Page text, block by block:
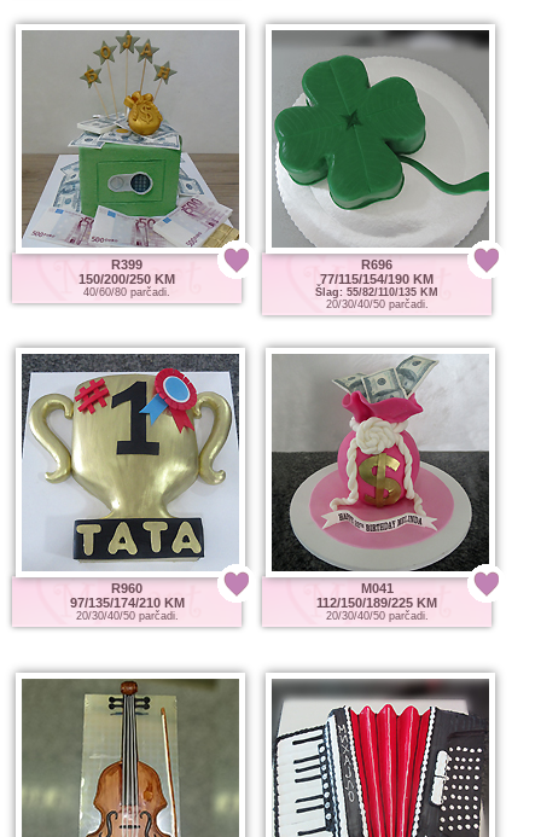
R399
150/200/250 KM
40/60/80 parčadi.
R696
77/115/154/190 KM
Šlag: 55/82/110/135 KM
20/30/40/50 parčadi.
R960
97/135/174/210 KM
20/30/40/50 parčadi.
M041
112/150/189/225 KM
20/30/40/50 parčadi.